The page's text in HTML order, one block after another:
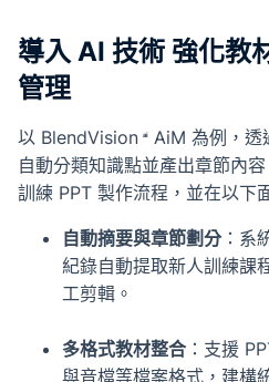
導入 AI 技術 強化教
管理
以 BlendVision AiM 為例，透
自動分類知識點並產出章節內
訓練 PPT 製作流程，並在以下
自動摘要與章節劃分：系
紀錄自動提取新人訓練課
工剪輯。
多格式教材整合 ：支援
與音檔等檔案格式，建構